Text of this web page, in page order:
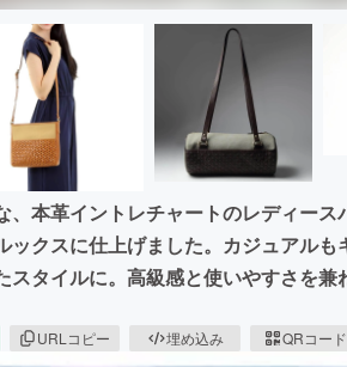
本革イントレチャートのレディース
クスに仕上げました。カジュアルも
タイルに。高級感と使いやすさを兼
URLコピー 埋め込み QRコード